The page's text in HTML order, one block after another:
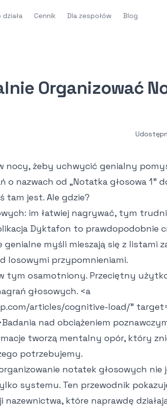
Cennik Dla zespołów Blog
Organizować
nocy, żeby uchwycić genialny
o nazwach od „Notatka głosowa 1"
tam jest. Ale gdzie?
im łatwiej nagrywać, tym
Dyktafon to prawdopodobnie
myśli mieszają się z listami
losowymi przypomnieniami.
tym osamotniony. Przeciętny
głosowych. <a
articles/cognitive-load/"
Badania nad obciążeniem
tworzą mentalny opór, który
potrzebujemy.
notatek głosowych nie
systemu. Ten przewodnik
które naprawdę